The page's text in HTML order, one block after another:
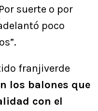
Por suerte o por
poco
franjiverde
los balones que
con el